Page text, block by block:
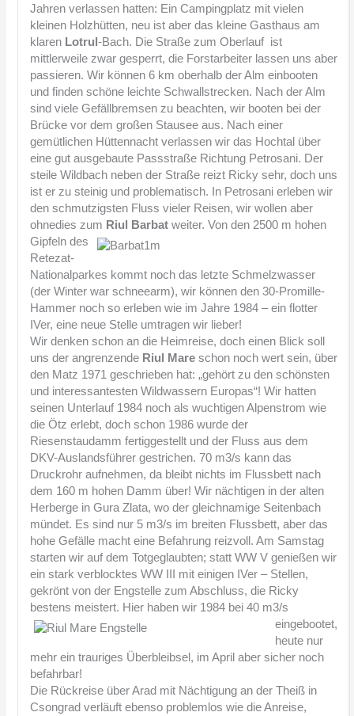
Jahren verlassen hatten: Ein Campingplatz mit vielen
kleinen Holzhütten, neu ist aber das kleine Gasthaus am
klaren Lotrul-Bach. Die Straße zum Oberlauf ist
mittlerweile zwar gesperrt, die Forstarbeiter lassen uns aber
passieren. Wir können 6 km oberhalb der Alm einbooten
und finden schöne leichte Schwallstrecken. Nach der Alm
sind viele Gefällbremsen zu beachten, wir booten bei der
Brücke vor dem großen Stausee aus. Nach einer
gemütlichen Hüttennacht verlassen wir das Hochtal über
eine gut ausgebaute Passstraße Richtung Petrosani. Der
steile Wildbach neben der Straße reizt Ricky sehr, doch uns
ist er zu steinig und problematisch. In Petrosani erleben wir
den schmutzigsten Fluss vieler Reisen, wir wollen aber
ohnedies zum Riul Barbatweiter. Von den 2500 m hohen
Gipfeln des
Retezat-
Nationalparkes kommt noch das letzte Schmelzwasser
(der Winter war schneearm), wir können den 30-Promille-
Hammer noch so erleben wie im Jahre 1984 – ein flotter
IVer, eine neue Stelle umtragen wir lieber!
Wir denken schon an die Heimreise, doch einen Blick soll
uns der angrenzende Riul Mare schon noch wert sein, über
den Matz 1971 geschrieben hat: „gehört zu den schönsten
und interessantesten Wildwassern Europas“! Wir hatten
seinen Unterlauf 1984 noch als wuchtigen Alpenstrom wie
die Ötz erlebt, doch schon 1986 wurde der
Riesenstaudamm fertiggestellt und der Fluss aus dem
DKV-Auslandsführer gestrichen. 70 m3/s kann das
Druckrohr aufnehmen, da bleibt nichts im Flussbett nach
dem 160 m hohen Damm über! Wir nächtigen in der alten
Herberge in Gura Zlata, wo der gleichnamige Seitenbach
mündet. Es sind nur 5 m3/s im breiten Flussbett, aber das
hohe Gefälle macht eine Befahrung reizvoll. Am Samstag
starten wir auf dem Totgeglaubten; statt WW V genießen wir
ein stark verblocktes WW III mit einigen IVer – Stellen,
gekrönt von der Engstelle zum Abschluss, die Ricky
bestens meistert. Hier haben wir 1984 bei 40 m3/s
eingebootet,
heute nur
mehr ein trauriges Überbleibsel, im April aber sicher noch
befahrbar!
Die Rückreise über Arad mit Nächtigung an der Theiß in
Csongrad verläuft ebenso problemlos wie die Anreise,